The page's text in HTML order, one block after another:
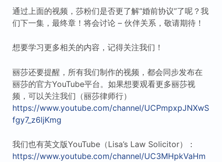
通过上面的视频，莎粉们是否更了解“婚前协议”了呢？我
们下一集，最终章！将会讨论 – 伙伴关系，敬请期待！
想要学习更多相关的内容，记得关注我们！
丽莎还要提醒，所有我们制作的视频，都会同步发布在
丽莎的官方YouTube平台。如果想要观看更多丽莎视
频，可以关注我们（丽莎律师行）
https://www.youtube.com/channel/UCPmpxpJNXwS
fgy7_z6ljKmg
我们也有英文版YouTube（Lisa’s Law Solicitor）：
https://www.youtube.com/channel/UC3MHpkVaHm